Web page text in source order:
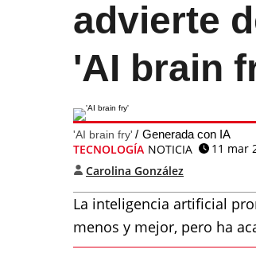
advierte
'AI brain
'AI brain fry' Generada con IA
TECNOLOGÍA NOTICIA
11 mar
Carolina González
La inteligencia artificial
menos y mejor, pero ha